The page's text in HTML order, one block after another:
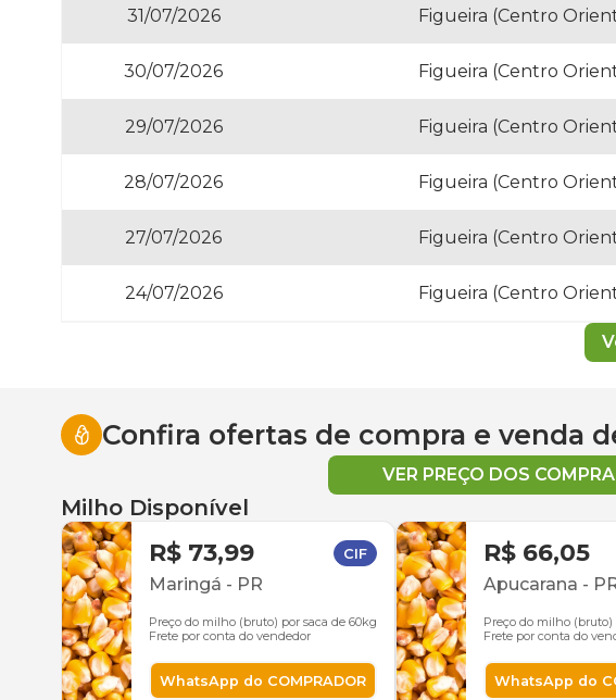
31/07/2026 Figueira (Centro
30/07/2026 Figueira (Centro
29/07/2026 Figueira (Centro
28/07/2026 Figueira (Centro
27/07/2026 Figueira (Centro
24/07/2026 Figueira (Centro
Confira ofertas de compra e venda
VER PREÇO DOS
Milho Disponível
R$ 73,99 CIF
Maringá - PR
Preço do milho (bruto) por saca de 60kg
Frete por conta do vendedor
WhatsApp do COMPRADOR
R$ 66,05
Apucarana -
Preço do milho (bruto)
Frete por conta do
WhatsApp do